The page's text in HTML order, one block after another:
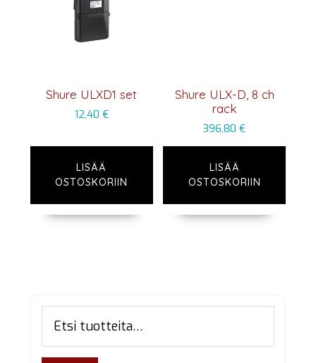
Shure ULXD1 set
12,40 €
LISÄÄ
OSTOSKORIIN
Shure ULX-D, 8 ch
rack
396,80€
LISÄÄ
OSTOSKORIIN
Ensisijainen
sivupalkki